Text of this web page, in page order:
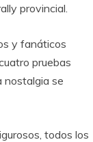
provincial.
y fanáticos
pruebas
nostalgia se
todos los